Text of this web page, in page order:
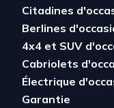
Citadines
Berlines
4x4 et SUV
Cabriolets
Électrique
Garantie